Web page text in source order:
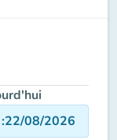
:22/08/2026